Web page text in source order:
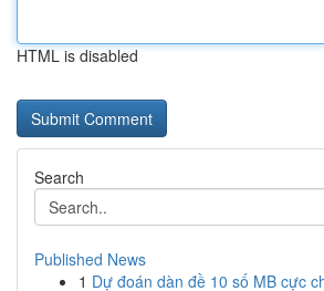
HTML is disabled
Search
Published News
1 Dự đoán dàn đề 10 số MB cực